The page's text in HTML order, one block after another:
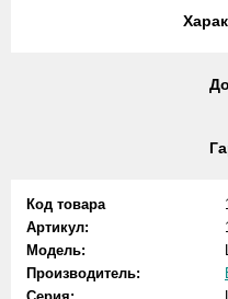
Код товара
Артикул:
Модель:
Производитель: